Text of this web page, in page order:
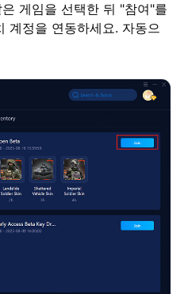
게임을 선택한 뒤 "참여"를
계정을 연동하세요. 자동으